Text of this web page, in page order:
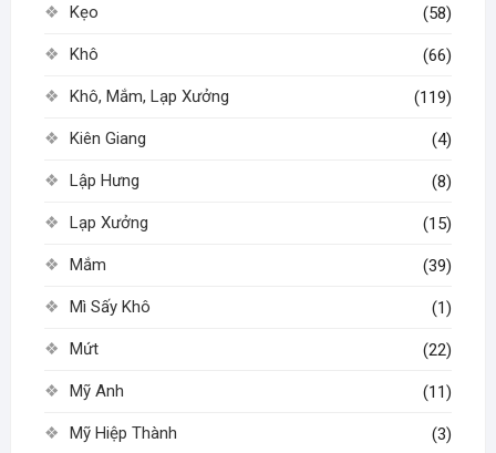
Kẹo (58)
Khô (66)
Khô, Mắm, Lạp Xưởng (119)
Kiên Giang (4)
Lập Hưng (8)
Lạp Xưởng (15)
Mắm (39)
Mì Sấy Khô (1)
Mứt (22)
Mỹ Anh (11)
Mỹ Hiệp Thành (3)